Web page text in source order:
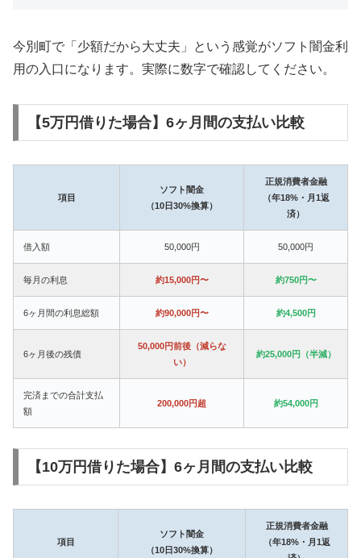
今別町で「少額だから大丈夫」という感覚がソフト闇金利
用の入口になります。実際に数字で確認してください。
【5万円借りた場合】6ヶ月間の支払い比較
項目
ソフト闇金
（10日30%換算）
正規消費者金融
（年18%・月1返
済）
借入額 50,000円 50,000円
毎月の利息 約15,000円〜 約750円〜
6ヶ月間の利息総額 約90,000円〜 約4,500円
6ヶ月後の残債
50,000円前後（減らな
い）
約25,000円（半減）
完済までの合計支払
額
200,000円超 約54,000円
【10万円借りた場合】6ヶ月間の支払い比較
項目
ソフト闇金
（10日30%換算）
正規消費者金融
（年18%・月1返